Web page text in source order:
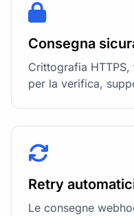
Consegna
Crittografia
per la verifica,
Retry
Le consegne